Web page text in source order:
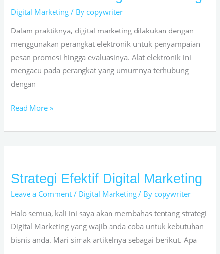
Digital Marketing / By copywriter
Dalam praktiknya, digital marketing dilakukan dengan
menggunakan perangkat elektronik untuk penyampaian
pesan promosi hingga evaluasinya. Alat elektronik ini
mengacu pada perangkat yang umumnya terhubung
dengan
contoh
Marketing
Read More »
Strategi Efektif Digital Marketing
Leave a Comment / Digital Marketing / By copywriter
Halo semua, kali ini saya akan membahas tentang strategi
Digital Marketing yang wajib anda coba untuk kebutuhan
bisnis anda. Mari simak artikelnya sebagai berikut. Apa
Strategi
Efektif
Marketing